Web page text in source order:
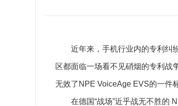
近年来，手机行业内的专利纠纷
区都面临一场看不见硝烟的专利战
无效了NPE VoiceAge EVS的一件
在德国“战场”近乎战无不胜的